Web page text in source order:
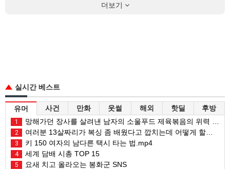
더보기
실시간 베스트
유머 사건 만화 웃썰 해외 핫딜 후방
1 망해가던 장사를 살려낸 남자의 소울푸드 제육볶음의 위력 ㅋㅋ
2 여러분 13살짜리가 복싱 좀 배웠다고 깝치는데 어떻게 할까요?
3 키 150 여자의 남다른 택시 타는 법.mp4
4 세계 담배 시총 TOP 15
5 요새 치고 올라오는 봉화군 SNS